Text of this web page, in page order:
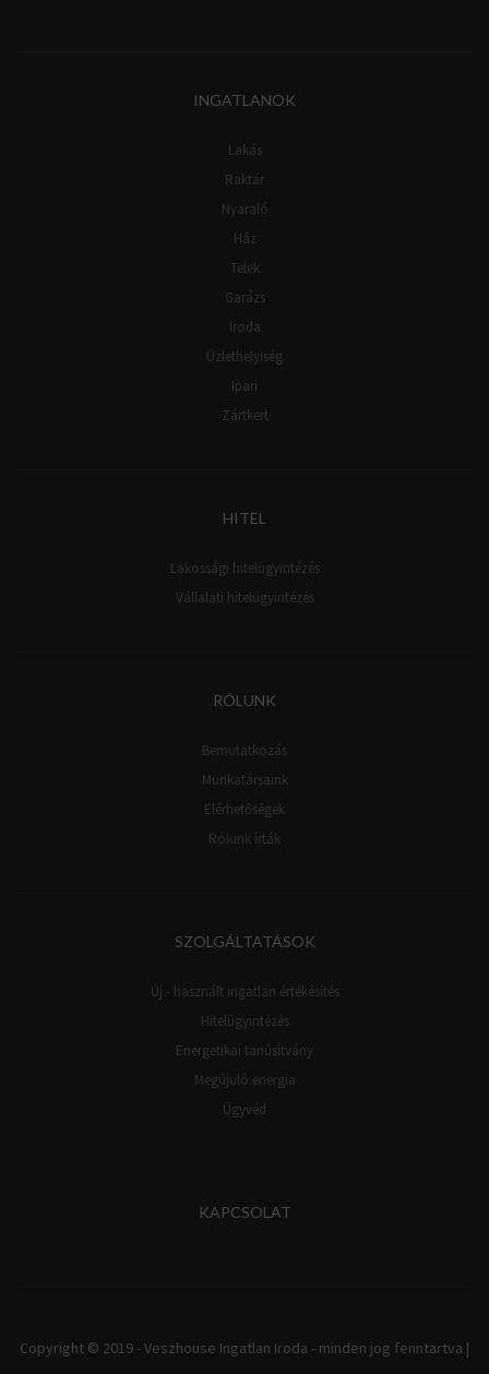
INGATLANOK
Lakás
Raktár
Nyaraló
Ház
Telek
Garázs
Iroda
Üzlethelyiség
Ipari
Zártkert
HITEL
Lakossági hitelügyintézés
Vállalati hitelügyintézés
RÓLUNK
Bemutatkozás
Munkatársaink
Elérhetőségek
Rólunk írták
SZOLGÁLTATÁSOK
Új - használt ingatlan értékésítés
Hitelügyintézés
Energetikai tanúsítvány
Megújuló energia
Ügyvéd
KAPCSOLAT
Copyright © 2019 - Veszhouse Ingatlan Iroda - minden jog fenntartva |